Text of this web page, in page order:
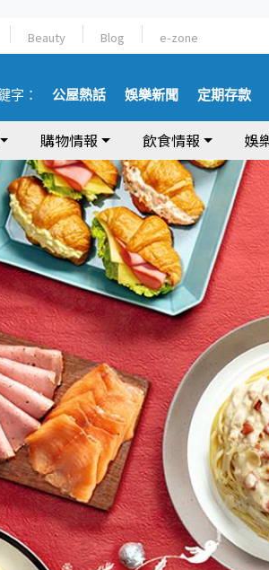
Beauty Blog e-zone
字： 公屋熱話 娛樂新聞 定期存款
購物情報 飲食情報 娛